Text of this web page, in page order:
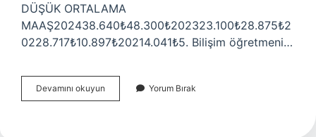
DÜŞÜK ORTALAMA
MAAŞ202438.640₺48.300₺202323.100₺28.875₺2
0228.717₺10.897₺20214.041₺5. Bilişim öğretmeni…
Devamını okuyun Bilgisayar
Bilimleri
Yorum Bırak